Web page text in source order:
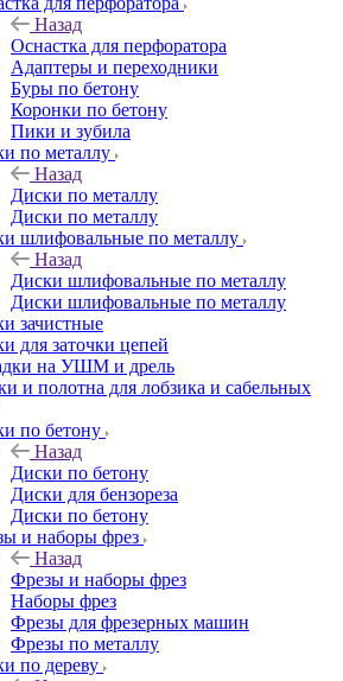
Назад
Оснастка для перфоратора
Адаптеры и переходники
Буры по бетону
Коронки по бетону
Пики и зубила
по металлу
Назад
Диски по металлу
Диски по металлу
шлифовальные по металлу
Назад
Диски шлифовальные по металлу
Диски шлифовальные по металлу
зачистные
для заточки цепей
на УШМ и дрель
и полотна для лобзика и сабельных
по бетону
Назад
Диски по бетону
Диски для бензореза
Диски по бетону
и наборы фрез
Назад
Фрезы и наборы фрез
Наборы фрез
Фрезы для фрезерных машин
Фрезы по металлу
по дереву